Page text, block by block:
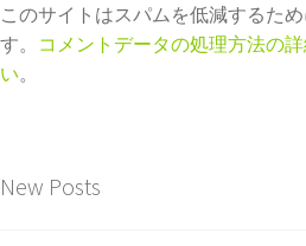
このサイトはスパムを低減するた
す。 コメントデータの処理方法の
い。
New Posts